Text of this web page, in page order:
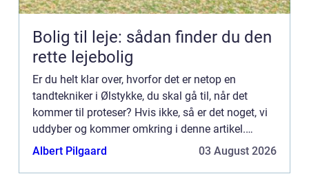
Bolig til leje: sådan finder du den
rette lejebolig
Er du helt klar over, hvorfor det er netop en
tandtekniker i Ølstykke, du skal gå til, når det
kommer til proteser? Hvis ikke, så er det noget, vi
uddyber og kommer omkring i denne artikel.
Derfor skal du gå til en tandtekniker i Ølstykke ift.
Albert Pilgaard 03 August 2026